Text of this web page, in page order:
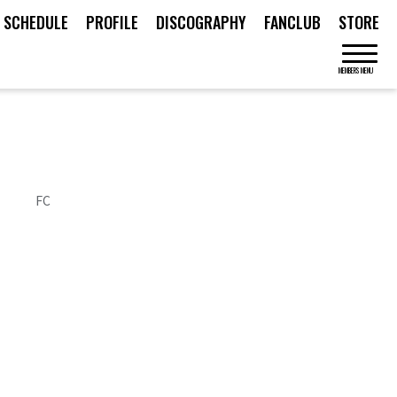
MEMBERS MENU
SCHEDULE PROFILE DISCOGRAPHY FANCLUB STORE
FC